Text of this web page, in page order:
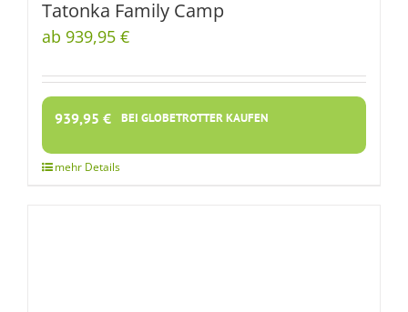
Tatonka Family Camp
ab 939,95 €
939,95 € BEI GLOBETROTTER KAUFEN